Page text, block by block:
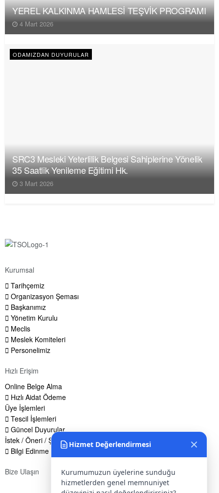
YEREL KALKINMA HAMLESİ TEŞVİK PROGRAMI
4 Mart 2026
ODAMIZDAN DUYURULAR
SRC3 Mesleki Yeterlilik Belgesi Sahiplerine Yönelik
35 Saatlik Yenileme Eğitimi Hk.
3 Mart 2026
Kurumsal
Tarihçemiz
Organizasyon Şeması
Başkanımız
Yönetim Kurulu
Meclis
Meslek Komiteleri
Personelimiz
Hızlı Erişim
Online Belge Alma
Hızlı Aidat Ödeme
Üye İşlemleri
Tescil İşlemleri
Güncel Duyurular
İstek / Öneri / Şikayet Formu
Bilgi Edinme Hakkı
Bize Ulaşın
Yenice Mah. Atatürk Cad. Tüccarlar İşhanı Kat:1 No:1
Hizmet Değerlendirmesi
Kurumumuzun üyelerine sunduğu
hizmetlerden genel memnuniyet